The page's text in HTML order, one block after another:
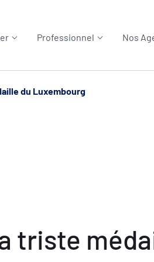
Professionnel Nos
du Luxembourg
triste